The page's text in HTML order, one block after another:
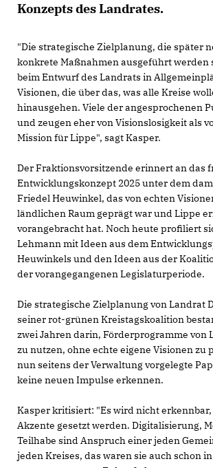
Konzepts des Landrates.
"Die strategische Zielplanung, die später
konkrete Maßnahmen ausgeführt werden
beim Entwurf des Landrats in
Visionen, die über das, was alle Kreise
hinausgehen. Viele der angesprochenen
und zeugen eher von Visionslosigkeit als
Mission für Lippe", sagt Kasper.
Der Fraktionsvorsitzende erinnert an das
Entwicklungskonzept 2025 unter dem
Friedel Heuwinkel, das von echten
ländlichen Raum geprägt war und Lippe
vorangebracht hat. Noch heute profiliert
Lehmann mit Ideen aus dem
Heuwinkels und den Ideen aus der
der vorangegangenen Legislaturperiode.
Die strategische Zielplanung von Landrat
seiner rot-grünen Kreistagskoalition
zwei Jahren darin, Förderprogramme von
zu nutzen, ohne echte eigene Visionen zu
nun seitens der Verwaltung vorgelegte
keine neuen Impulse erkennen.
Kasper kritisiert: "Es wird nicht erkennbar,
Akzente gesetzt werden. Digitalisierung,
Teilhabe sind Anspruch einer jeden
jeden Kreises, das waren sie auch schon